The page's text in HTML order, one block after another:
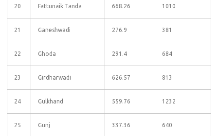
20 Fattunaik Tanda 668.26 1010
21 Ganeshwadi 276.9 381
22 Ghoda 291.4 684
23 Girdharwadi 626.57 813
24 Gulkhand 559.76 1232
25 Gunj 337.36 640